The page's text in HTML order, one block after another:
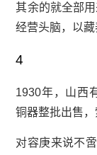
其余的就全部
经营头脑，以藏
4
1930年，山西
铜器整批出售，
对容庚来说不